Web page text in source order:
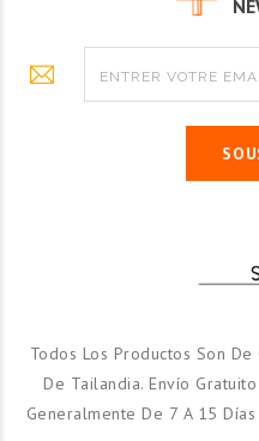
Todos Los Productos Son
De Tailandia. Envío
Generalmente De 7 A 15